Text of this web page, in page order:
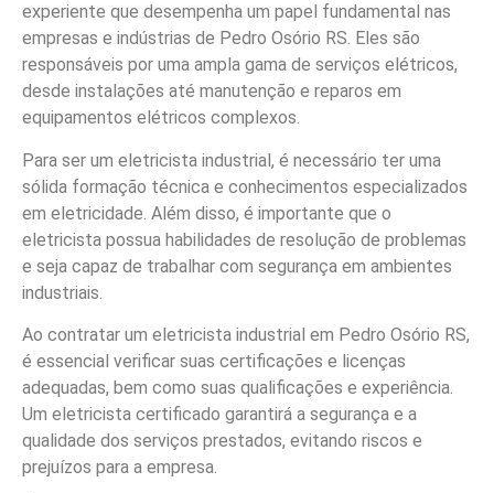
experiente que desempenha um papel fundamental nas
empresas e indústrias de Pedro Osório RS. Eles são
responsáveis por uma ampla gama de serviços elétricos,
desde instalações até manutenção e reparos em
equipamentos elétricos complexos.
Para ser um eletricista industrial, é necessário ter uma
sólida formação técnica e conhecimentos especializados
em eletricidade. Além disso, é importante que o
eletricista possua habilidades de resolução de problemas
e seja capaz de trabalhar com segurança em ambientes
industriais.
Ao contratar um eletricista industrial em Pedro Osório RS,
é essencial verificar suas certificações e licenças
adequadas, bem como suas qualificações e experiência.
Um eletricista certificado garantirá a segurança e a
qualidade dos serviços prestados, evitando riscos e
prejuízos para a empresa.